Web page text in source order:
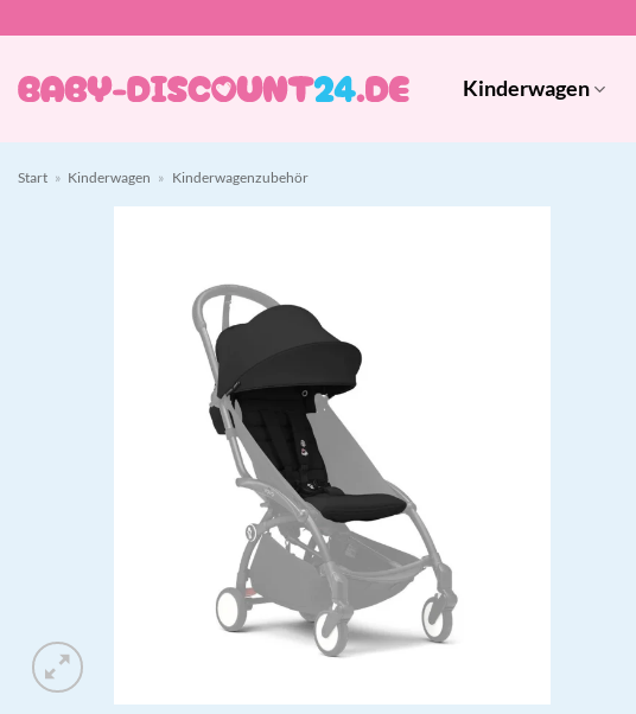
springen
Kinderwagen
Start » Kinderwagen » Kinderwagenzubehör